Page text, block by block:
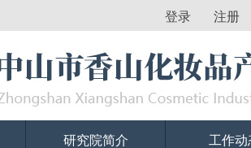
登录 注册
研究院简介 工作动